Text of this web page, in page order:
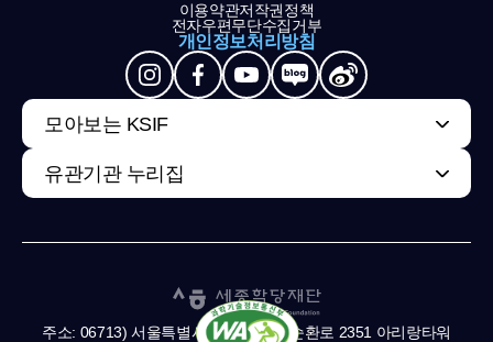
이용약관저작권정책
전자우편무단수집거부
개인정보처리방침
모아보는 KSIF
유관기관 누리집
주소: 06713) 서울특별시 서초구 남부순환로 2351 아리랑타워